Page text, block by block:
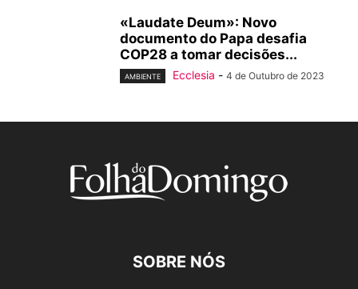
«Laudate Deum»: Novo
documento do Papa desafia
COP28 a tomar decisões...
AMBIENTE Ecclesia - 4 de Outubro de 2023
SOBRE NÓS